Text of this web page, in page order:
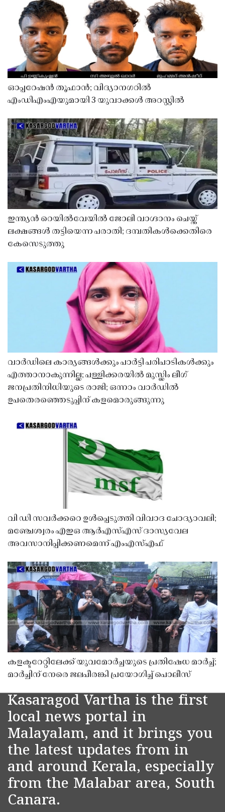
ഓപ്പറേഷൻ തൂഫാൻ; വിദ്യാനഗറിൽ
എംഡിഎംഎയുമായി 3 യുവാക്കൾ അറസ്റ്റിൽ
ഇന്ത്യൻ റെയിൽവേയിൽ ജോലി വാഗ്ദാനം ചെയ്ത്
ലക്ഷങ്ങൾ തട്ടിയെന്ന പരാതി; ദമ്പതികൾക്കെതിരെ
കേസെടുത്തു
വാർഡിലെ കാര്യങ്ങൾക്കും പാർട്ടി പരിപാടികൾക്കും
എത്താനാകുന്നില്ല; പള്ളിക്കരയിൽ മുസ്ലിം ലീഗ്
ജനപ്രതിനിധിയുടെ രാജി; ഒന്നാം വാർഡിൽ
ഉപതെരഞ്ഞെടുപ്പിന് കളമൊരുങ്ങുന്നു
വി ഡി സവർക്കറെ ഉൾപ്പെടുത്തി വിവാദ ചോദ്യാവലി;
മഞ്ചേശ്വരം എഇഒ ആർഎസ്എസ് ദാസ്യവേല
അവസാനിപ്പിക്കണമെന്ന് എംഎസ്എഫ്
കളക്ടറേറ്റിലേക്ക് യുവമോർച്ചയുടെ പ്രതിഷേധ മാർച്ച്;
മാർച്ചിന് നേരെ ജലപീരങ്കി പ്രയോഗിച്ച് പൊലീസ്
Kasaragod Vartha is the first
local news portal in
Malayalam, and it brings you
the latest updates from in
and around Kerala, especially
from the Malabar area, South
Canara.